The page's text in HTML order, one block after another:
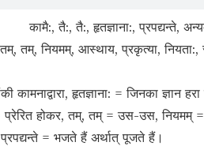
कामै:, तै:, तै:, हृतज्ञाना:, प्रपद्यन्ते,
तम्, तम्, नियमम्, आस्थाय, प्रकृत्या,
हृतज्ञाना: = जिनका ज्ञान
प्रेरित होकर, तम्, तम् = उस-उस,
= भजते हैं अर्थात् पूजते हैं।